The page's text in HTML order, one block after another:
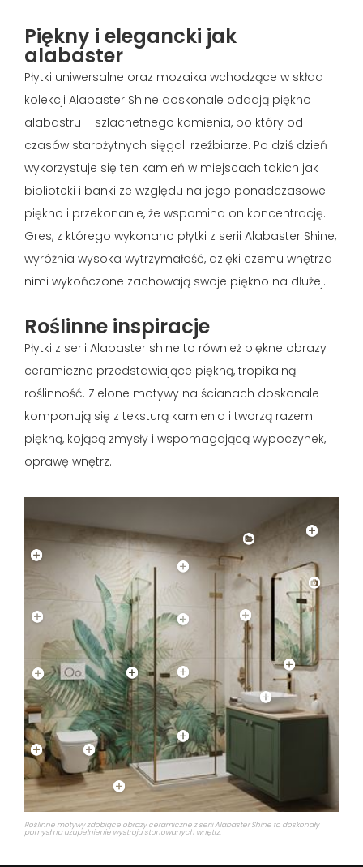
Piękny i elegancki jak
alabaster
Płytki uniwersalne oraz mozaika wchodzące w skład
kolekcji Alabaster Shine doskonale oddają piękno
alabastru – szlachetnego kamienia, po który od
czasów starożytnych sięgali rzeźbiarze. Po dziś dzień
wykorzystuje się ten kamień w miejscach takich jak
biblioteki i banki ze względu na jego ponadczasowe
piękno i przekonanie, że wspomina on koncentrację.
Gres, z którego wykonano płytki z serii Alabaster Shine,
wyróżnia wysoka wytrzymałość, dzięki czemu wnętrza
nimi wykończone zachowają swoje piękno na dłużej.
Roślinne inspiracje
Płytki z serii Alabaster shine to również piękne obrazy
ceramiczne przedstawiające piękną, tropikalną
roślinność. Zielone motywy na ścianach doskonale
komponują się z teksturą kamienia i tworzą razem
piękną, kojącą zmysły i wspomagającą wypoczynek,
oprawę wnętrz.
Roślinne motywy zdobiące obrazy ceramiczne z serii Alabaster Shine to doskonały
pomysł na uzupełnienie wystroju stonowanych wnętrz.